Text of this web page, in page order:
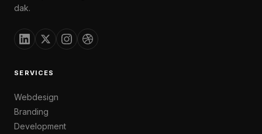
dak.
SERVICES
Webdesign
Branding
Development